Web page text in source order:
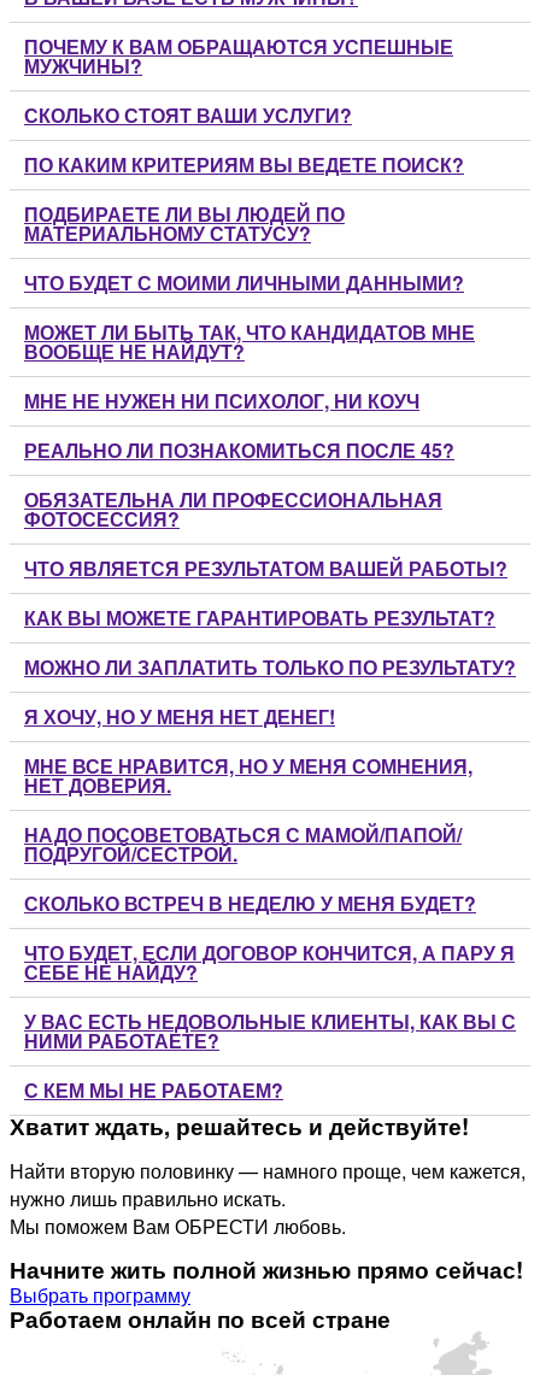
ПОЧЕМУ К ВАМ ОБРАЩАЮТСЯ УСПЕШНЫЕ
МУЖЧИНЫ?
СКОЛЬКО СТОЯТ ВАШИ УСЛУГИ?
ПО КАКИМ КРИТЕРИЯМ ВЫ ВЕДЕТЕ ПОИСК?
ПОДБИРАЕТЕ ЛИ ВЫ ЛЮДЕЙ ПО
МАТЕРИАЛЬНОМУ СТАТУСУ?
ЧТО БУДЕТ С МОИМИ ЛИЧНЫМИ ДАННЫМИ?
МОЖЕТ ЛИ БЫТЬ ТАК, ЧТО КАНДИДАТОВ МНЕ
ВООБЩЕ НЕ НАЙДУТ?
МНЕ НЕ НУЖЕН НИ ПСИХОЛОГ, НИ КОУЧ
РЕАЛЬНО ЛИ ПОЗНАКОМИТЬСЯ ПОСЛЕ 45?
ОБЯЗАТЕЛЬНА ЛИ ПРОФЕССИОНАЛЬНАЯ
ФОТОСЕССИЯ?
ЧТО ЯВЛЯЕТСЯ РЕЗУЛЬТАТОМ ВАШЕЙ РАБОТЫ?
КАК ВЫ МОЖЕТЕ ГАРАНТИРОВАТЬ РЕЗУЛЬТАТ?
МОЖНО ЛИ ЗАПЛАТИТЬ ТОЛЬКО ПО РЕЗУЛЬТАТУ?
Я ХОЧУ, НО У МЕНЯ НЕТ ДЕНЕГ!
МНЕ ВСЕ НРАВИТСЯ, НО У МЕНЯ СОМНЕНИЯ,
НЕТ ДОВЕРИЯ.
НАДО ПОСОВЕТОВАТЬСЯ С МАМОЙ/ПАПОЙ/
ПОДРУГОЙ/СЕСТРОЙ.
СКОЛЬКО ВСТРЕЧ В НЕДЕЛЮ У МЕНЯ БУДЕТ?
ЧТО БУДЕТ, ЕСЛИ ДОГОВОР КОНЧИТСЯ, А ПАРУ Я
СЕБЕ НЕ НАЙДУ?
У ВАС ЕСТЬ НЕДОВОЛЬНЫЕ КЛИЕНТЫ, КАК ВЫ С
НИМИ РАБОТАЕТЕ?
С КЕМ МЫ НЕ РАБОТАЕМ?
Хватит ждать, решайтесь и действуйте!
Найти вторую половинку — намного проще, чем кажется,
нужно лишь правильно искать.
Мы поможем Вам ОБРЕСТИ любовь.
Начните жить полной жизнью прямо сейчас!
Выбрать программу
Работаем онлайн по всей стране